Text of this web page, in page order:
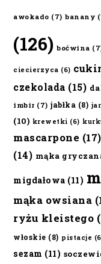
awokado (7) banany
(126) boćwina
ciecierzyca (6)
czekolada (15)
imbir (7) jabłka (8)
(10) krewetki (6)
mascarpone (17)
(14) mąka
migdałowa (11)
mąka owsiana
ryżu kleistego
włoskie (8) pistacje
sezam (11)